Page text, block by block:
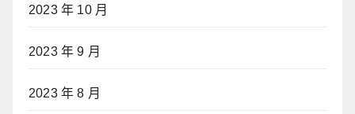
2023 年 10 月
2023 年 9 月
2023 年 8 月